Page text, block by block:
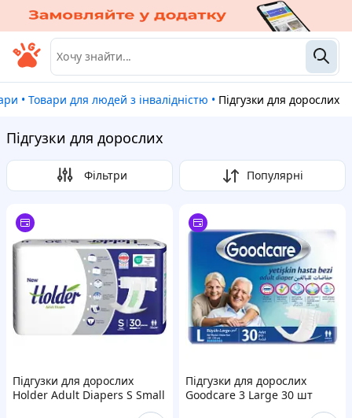
• Товари для людей з інвалідністю • Підгузки для дорослих
Підгузки для дорослих
Фільтри Популярні
Підгузки для дорослих
Holder Adult Diapers S Small
Підгузки для дорослих
Goodcare 3 Large 30 шт